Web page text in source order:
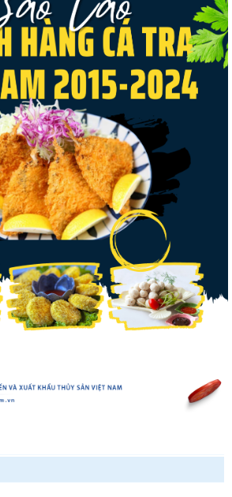
Thuế Mục 301 và bài toán thích ứng của
tôm Việt tại thị...
Nguồn cung giảm, giá cá rô phi Trung Quốc
tiếp tục tăng
Xuất khẩu cá ngừ Việt Nam sang Canada
tăng nhẹ, áp lực mới...
Trung Quốc tăng mạnh nhập khẩu mực,
trong khi nguồn cung...
Điểm tin thủy sản thế giới ngày 3/8/2026